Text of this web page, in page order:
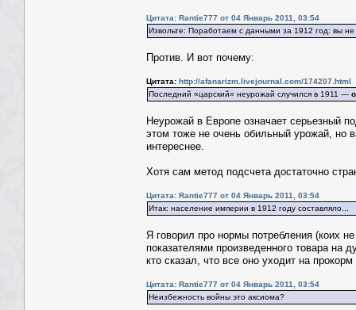
Цитата: Rantie777 от 04 Январь 2011, 03:54
Извольте: Поработаем с данными за 1912 год: вы не
Против. И вот почему:
Цитата: http://afanarizm.livejournal.com/174207.html
Последний «царский» неурожай случился в 1911 —
Неурожай в Европе означает серьезный
этом тоже не очень обильный урожай, но
интереснее.
Хотя сам метод подсчета достаточно
Цитата: Rantie777 от 04 Январь 2011, 03:54
Итак: население империи в 1912 году составляло...
Я говорил про нормы потребления (коих
показателями произведенного товара на
кто сказал, что все оно уходит на прокорм
Цитата: Rantie777 от 04 Январь 2011, 03:54
Неизбежность войны это аксиома?